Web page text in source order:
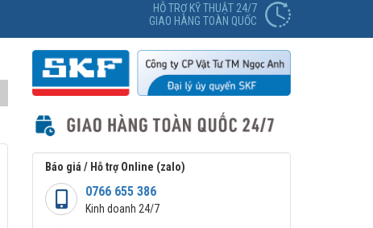
HỖ TRỢ KỸ THUẬT 24/7
GIAO HÀNG TOÀN QUỐC
Báo giá / Hỗ trợ Online (zalo)
0766 655 386
Kinh doanh 24/7